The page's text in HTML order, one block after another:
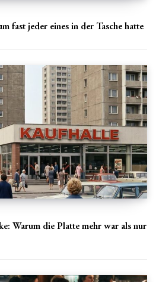
fast jeder eines in der Tasche hatte
Warum die Platte mehr war als nur